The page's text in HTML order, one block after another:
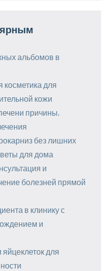
альбомов в
для
кожи
причины,
без лишних
для дома
и
болезней прямой
в клинику с
и
для